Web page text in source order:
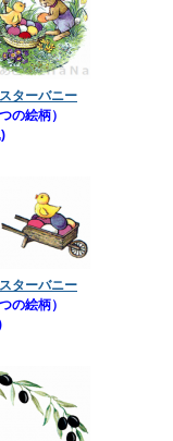
ターバニー
の絵柄）
ターバニー
の絵柄）